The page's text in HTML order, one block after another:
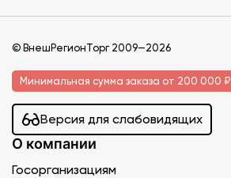
© ВнешРегионТорг 2009—2026
Минимальная сумма заказа от 200 000 ₽
Версия для слабовидящих
О компании
Госорганизациям